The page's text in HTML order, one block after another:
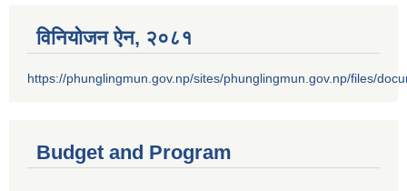
विनियोजन ऐन‚ २०८१
https://phunglingmun.gov.np/sites/phunglingmun.gov.np/files/
Budget and Program